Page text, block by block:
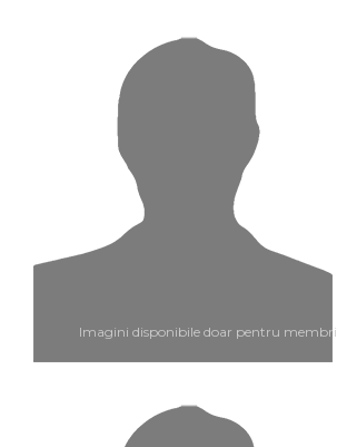
Imagini disponibile doar pentru membri